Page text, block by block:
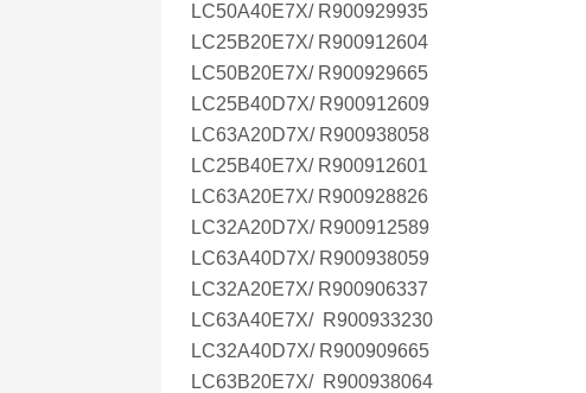
LC50A40E7X/ R900929935
LC25B20E7X/ R900912604
LC50B20E7X/ R900929665
LC25B40D7X/ R900912609
LC63A20D7X/ R900938058
LC25B40E7X/ R900912601
LC63A20E7X/ R900928826
LC32A20D7X/ R900912589
LC63A40D7X/ R900938059
LC32A20E7X/ R900906337
LC63A40E7X/ R900933230
LC32A40D7X/ R900909665
LC63B20E7X/ R900938064